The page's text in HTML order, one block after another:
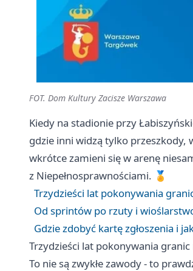
FOT. Dom Kultury Zacisze Warszawa
Kiedy na stadionie przy
gdzie inni widzą tylko przeszkody,
wkrótce zamieni się w arenę
z Niepełnosprawnościami. 🏅
Trzydzieści lat pokonywania
Od sprintów po rzuty i
Gdzie zdobyć kartę zgłoszenia i
Trzydzieści lat pokonywania granic
To nie są zwykłe zawody - to